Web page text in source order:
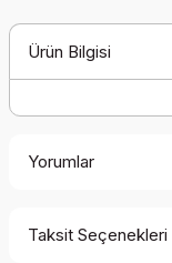
Ürün Bilgisi
Yorumlar
Taksit Seçenekleri